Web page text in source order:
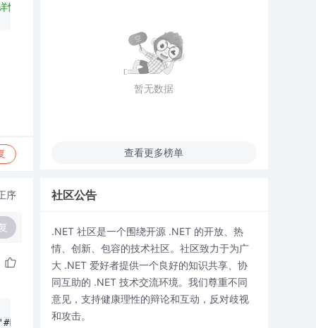
修改','g_default.aspx?CMD=AddEqp&IDX=27');"
序
暂无数据
查看更多榜单
社区公告
.NET 社区是一个围绕开源 .NET 的开放、热
情、创新、包容的技术社区。社区致力于为广
大 .NET 爱好者提供一个良好的知识共享、协
同互助的 .NET 技术交流环境。我们尊重不同
意见，支持健康理性的辩论和互动，反对歧视
和攻击。